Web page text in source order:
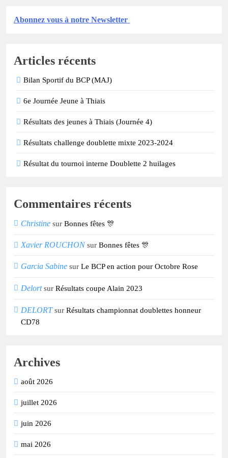
Abonnez vous à notre Newsletter
Articles récents
Bilan Sportif du BCP (MAJ)
6e Journée Jeune à Thiais
Résultats des jeunes à Thiais (Journée 4)
Résultats challenge doublette mixte 2023-2024
Résultat du tournoi interne Doublette 2 huilages
Commentaires récents
Christine sur Bonnes fêtes 🎊
Xavier ROUCHONsur Bonnes fêtes 🎊
Garcia Sabine sur Le BCP en action pour Octobre Rose
Delortsur Résultats coupe Alain 2023
DELORTsur Résultats championnat doublettes honneur
CD78
Archives
août 2026
juillet 2026
juin 2026
mai 2026